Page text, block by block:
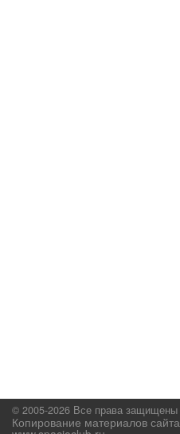
© 2005-2026 Все права защищены
Копирование материалов